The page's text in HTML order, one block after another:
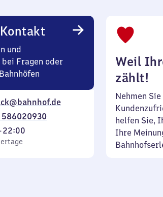
und
Fragen oder
586020930
22:00
Weil
zählt!
Nehmen
helfen Sie,
Ihre